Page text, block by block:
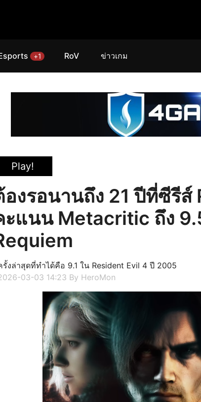
+1 RoV ข่าวเกม
Play!
องรอนานถึง 21 ปีที่ซีรีส์
ะแนน Metacritic ถึง
รั้งล่าสุดที่ทำได้คือ 9.1 ใน Resident Evil 4 ปี 2005
03-03 14:23 By HeroMon